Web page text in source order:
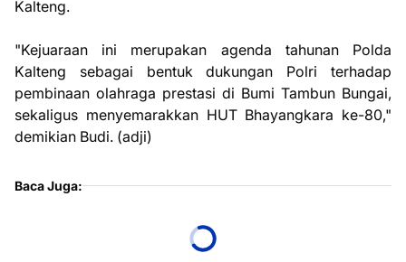
Kalteng.
"Kejuaraan ini merupakan agenda tahunan Polda
Kalteng sebagai bentuk dukungan Polri terhadap
pembinaan olahraga prestasi di Bumi Tambun Bungai,
sekaligus menyemarakkan HUT Bhayangkara ke-80,"
demikian Budi. (adji)
Baca Juga: